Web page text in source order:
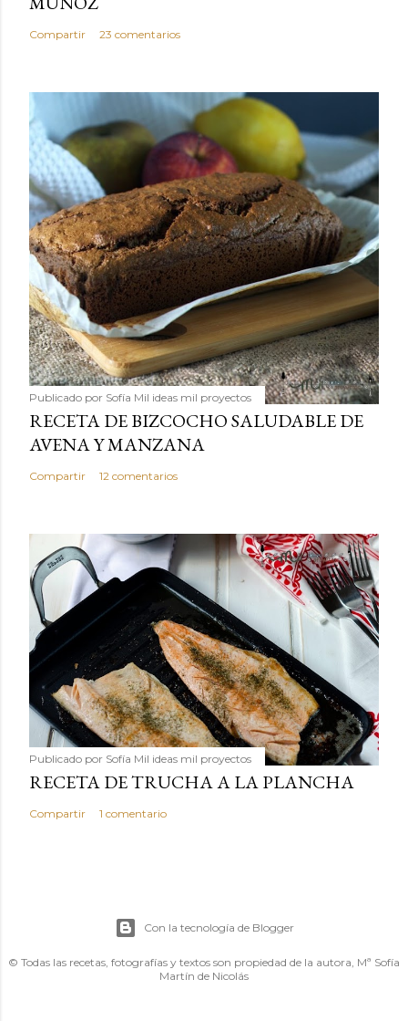
Compartir 23 comentarios
Publicado por Sofía Mil ideas mil proyectos
RECETA DE BIZCOCHO SALUDABLE DE
AVENA Y MANZANA
Compartir 12 comentarios
Publicado por Sofía Mil ideas mil proyectos
RECETA DE TRUCHA A LA PLANCHA
Compartir 1 comentario
Con la tecnología de Blogger
© Todas las recetas, fotografías y textos son propiedad de la autora, Mª Sofía
Martín de Nicolás